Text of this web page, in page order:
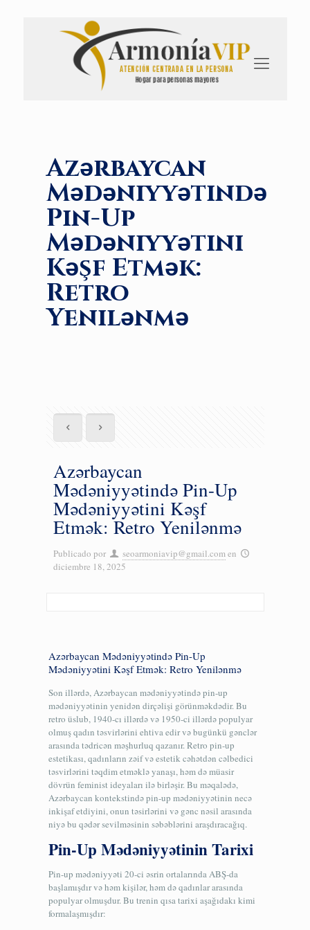
Azərbaycan
Mədəniyyətində
Pin-Up
Mədəniyyətini
Kəşf Etmək:
Retro
Yenilənmə
Azərbaycan
Mədəniyyətində Pin-Up
Mədəniyyətini Kəşf
Etmək: Retro Yenilənmə
Publicado por seoarmoniavip@gmail.comen
diciembre 18, 2025
Azərbaycan Mədəniyyətində Pin-Up
Mədəniyyətini Kəşf Etmək: Retro Yenilənmə
Son illərdə, Azərbaycan mədəniyyətində pin-up
mədəniyyətinin yenidən dirçəlişi görünməkdədir. Bu
retro üslub, 1940-cı illərdə və 1950-ci illərdə populyar
olmuş qadın təsvirlərini ehtiva edir və bugünkü gənclər
arasında tədricən məşhurluq qazanır. Retro pin-up
estetikası, qadınların zəif və estetik cəhətdən cəlbedici
təsvirlərini təqdim etməklə yanaşı, həm də müasir
dövrün feminist ideyaları ilə birləşir. Bu məqalədə,
Azərbaycan kontekstində pin-up mədəniyyətinin necə
inkişaf etdiyini, onun təsirlərini və gənc nəsil arasında
niyə bu qədər sevilməsinin səbəblərini araşdıracağıq.
Pin-Up Mədəniyyətinin Tarixi
Pin-up mədəniyyəti 20-ci əsrin ortalarında ABŞ-da
başlamışdır və həm kişilər, həm də qadınlar arasında
populyar olmuşdur. Bu trenin qısa tarixi aşağıdakı kimi
formalaşmışdır: